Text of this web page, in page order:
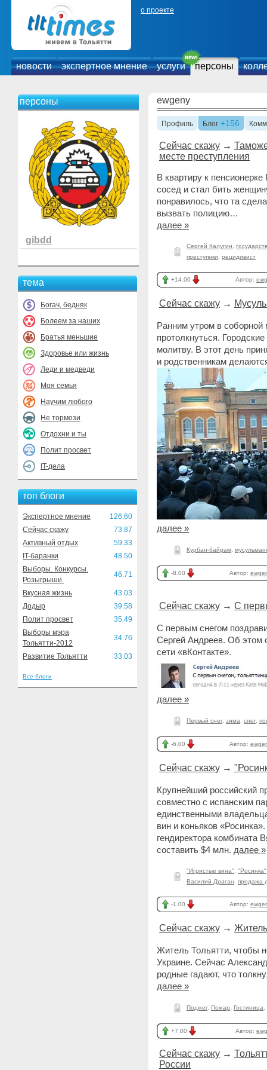
о проекте
новости экспертное мнение услуги персоны
персоны
gibdd
тема
Богач, бедняк
Болеем за наших
Братья меньшие
Здоровье или жизнь
Леди и медведи
Моя семья
Научим любого
Не тормози
Отдохни и ты
Полит просвет
IT-дела
топ блоги
Экспертное мнение
126.60
Сейчас скажу
73.87
Активный отдых
59.33
IT-баранки
48.50
Выборы. Конкурсы.
Розыгрыши.
46.71
Вкусная жизнь
43.03
Додыр
39.58
Полит просвет
35.49
Выборы мэра
Тольятти-2012
34.76
Развитие Тольятти 33.03
Все блоги
ewgeny
Профиль Блог +156
Сейчас скажу →
месте преступления
В квартиру к
сосед и стал бить
понравилось, что та
вызвать полицию…
далее »
Сергей Калугин
преступнки
рецидивист
+14.00 Автор:
Сейчас скажу →
Ранним утром в
протолкнуться.
молитву. В этот день
и родственникам
далее »
Курбан-байрам
-8.00 Автор:
Сейчас скажу → С
С первым снегом
Сергей Андреев. Об этом
сети «вКонтакте».
далее »
Первый снег, зима снег,
-6.00 Автор:
Сейчас скажу →
Крупнейший российский
совместно с испанским
единственными
вин и коньяков
гендиректора комбината
составить $4 млн. далее »
"Игристые вина" "Росинка"
Василий Драган
продажа
-1.00 Автор:
Сейчас скажу →
Житель Тольятти, чтобы
Украине. Сейчас
родные гадают, что
далее »
Поджег, Пожар Гостиница
+7.00 Автор:
Сейчас скажу →
России